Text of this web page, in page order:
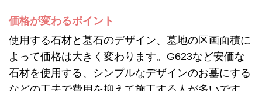
価格が変わるポイント
使用する石材と墓石のデザイン、墓地の区画面積に
よって価格は大きく変わります。G623など安価な
石材を使用する、シンプルなデザインのお墓にする